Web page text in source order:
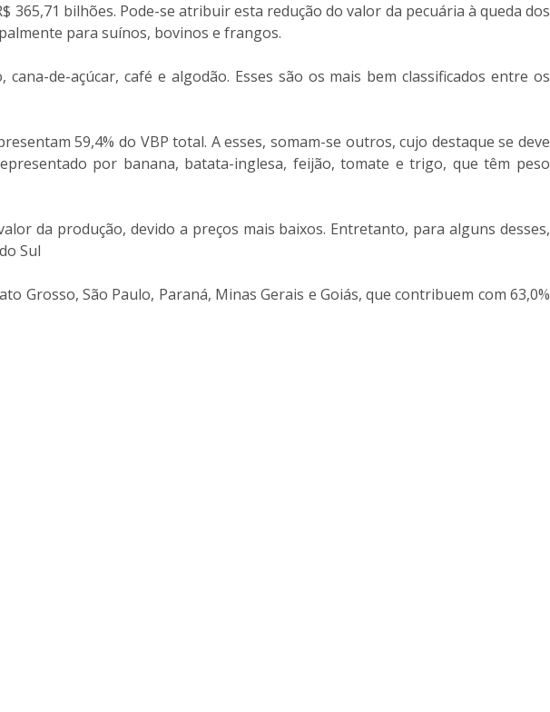
365,71 bilhões. Pode-se atribuir esta redução do valor da pecuária à queda dos
para suínos, bovinos e frangos.
de-açúcar, café e algodão. Esses são os mais bem classificados entre os
59,4% do VBP total. A esses, somam-se outros, cujo destaque se deve
por banana, batata-inglesa, feijão, tomate e trigo, que têm peso
da produção, devido a preços mais baixos. Entretanto, para alguns desses,
Sul
São Paulo, Paraná, Minas Gerais e Goiás, que contribuem com 63,0%